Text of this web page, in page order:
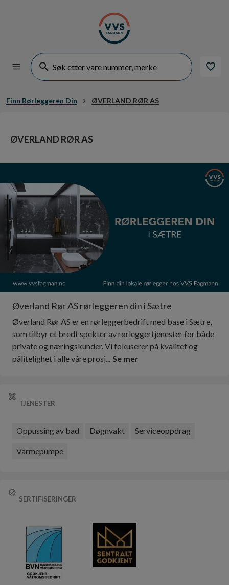
Finn Rørleggeren Din ØVERLAND RØR AS
ØVERLAND RØR AS
Øverland Rør AS rørleggeren din i Sætre
Øverland Rør AS er en rørleggerbedrift med base i Sætre,
som tilbyr et bredt spekter av rørleggertjenester for både
private og næringskunder. Vi fokuserer på kvalitet og
pålitelighet i alle våre prosj... Se mer
TJENESTER
Oppussing av bad Døgnvakt Serviceoppdrag
Varmepumpe
SERTIFISERINGER